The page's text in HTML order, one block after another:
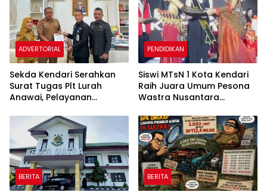
ADVERTORIAL
Sekda Kendari Serahkan
Surat Tugas Plt Lurah
Anawai, Pelayanan
Tetap Berjalan
PENDIDIKAN
Siswi MTsN 1 Kota Kendari
Raih Juara Umum Pesona
Wastra Nusantara
Indonesia ke Asia
BERITA BERITA